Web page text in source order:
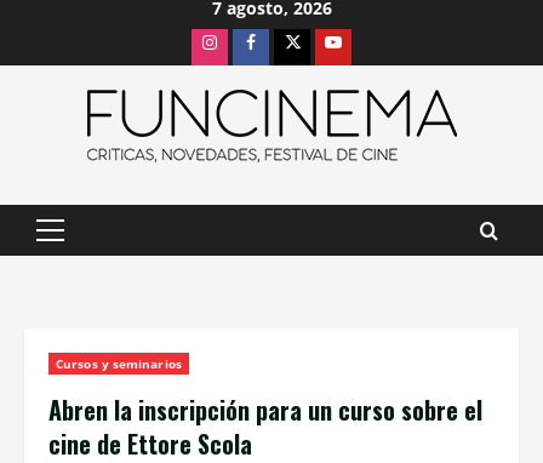
7 agosto, 2026
InstagramFacebook
X Youtube
Menú
Cursos y seminarios
Abren la inscripción para un curso sobre el
cine de Ettore Scola